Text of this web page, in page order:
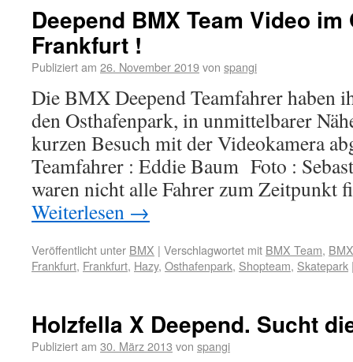
Deepend BMX Team Video
Frankfurt !
Publiziert am 26. November 2019von spangi
Die BMX Deepend Teamfahrer haben
den Osthafenpark, in unmittelbarer
kurzen Besuch mit der Videokamera
Teamfahrer : Eddie Baum Foto :
waren nicht alle Fahrer zum
Weiterlesen →
Veröffentlicht unter BMX | Verschlagwortet mit BMX Team,
Frankfurt, Frankfurt, Hazy, Osthafenpark, Shopteam, Skatepark
Holzfella X Deepend. Sucht
Publiziert am 30. März 2013 von spangi